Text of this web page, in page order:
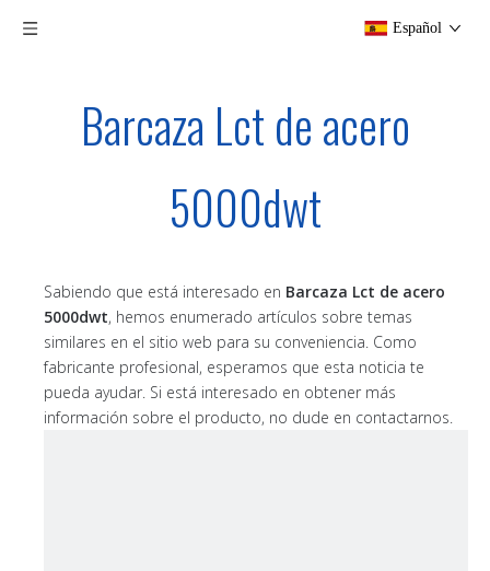
Español
Barcaza Lct de acero
5000dwt
Sabiendo que está interesado en Barcaza Lct de acero
5000dwt, hemos enumerado artículos sobre temas
similares en el sitio web para su conveniencia. Como
fabricante profesional, esperamos que esta noticia te
pueda ayudar. Si está interesado en obtener más
información sobre el producto, no dude en contactarnos.